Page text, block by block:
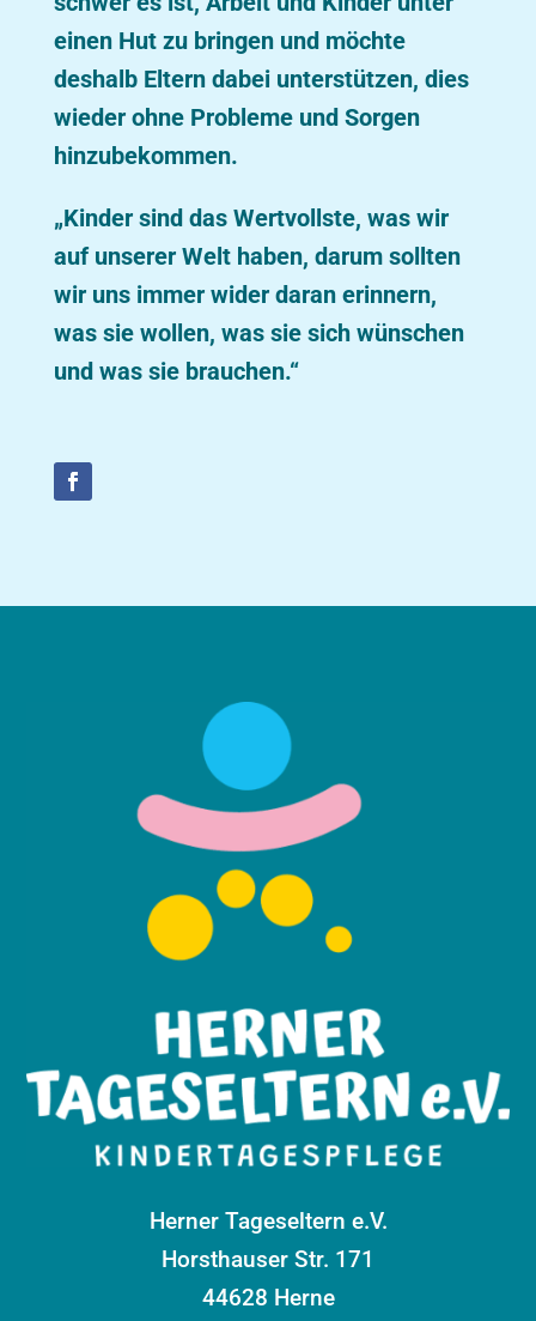
einen Hut zu bringen und möchte
deshalb Eltern dabei unterstützen, dies
wieder ohne Probleme und Sorgen
hinzubekommen.
„Kinder sind das Wertvollste, was wir
auf unserer Welt haben, darum sollten
wir uns immer wider daran erinnern,
was sie wollen, was sie sich wünschen
und was sie brauchen.“
Herner Tageseltern e.V.
Horsthauser Str. 171
44628 Herne